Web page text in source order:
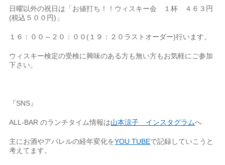
日曜以外の祝日は「お値打ち！！ウィスキー会 １杯 ４６３円
(税込５００円)」
１６：００～２０：００(１９：２０ラストオーダー)行います。
ウィスキー検定の受検に興味のある方も無い方もお気軽にご参加
下さい。
『SNS』
ALL-BAR のランチタイム情報は山本涼子 インスタグラムへ
主にお酒やアパレルの経年変化をYOU TUBEで記録していこうと
考えてます。